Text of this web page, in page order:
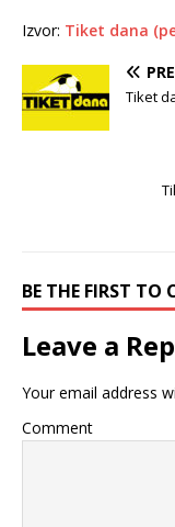
Izvor: Tiket dana
Tiket
BE THE FIRST TO
Leave a
Your email address
Comment